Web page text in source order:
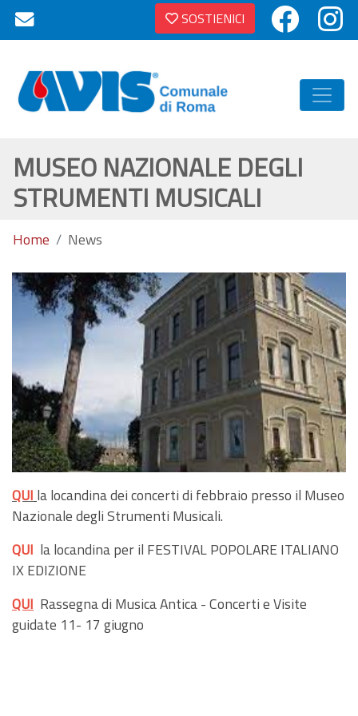
SOSTIENICI
MUSEO NAZIONALE DEGLI
STRUMENTI MUSICALI
Home News
QUI la locandina dei concerti di febbraio presso il Museo
Nazionale degli Strumenti Musicali.
QUI la locandina per il FESTIVAL POPOLARE ITALIANO
IX EDIZIONE
QUI Rassegna di Musica Antica - Concerti e Visite
guidate 11- 17 giugno